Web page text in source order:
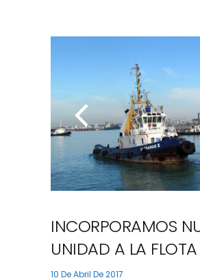
INCORPORAMOS
UNIDAD A LA FLOTA
10 De Abril De 2017